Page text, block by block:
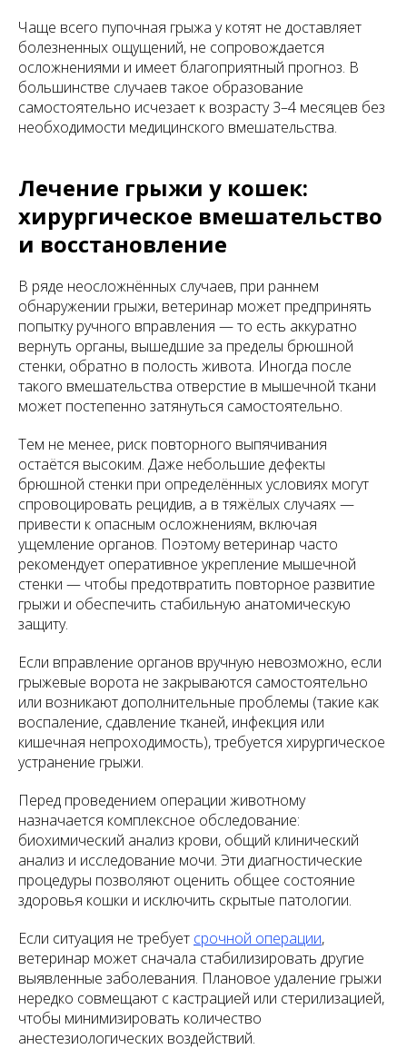
Чаще всего пупочная грыжа у котят не доставляет
болезненных ощущений, не сопровождается
осложнениями и имеет благоприятный прогноз. В
большинстве случаев такое образование
самостоятельно исчезает к возрасту 3–4 месяцев без
необходимости медицинского вмешательства.
Лечение грыжи у кошек:
хирургическое вмешательство
и восстановление
В ряде неосложнённых случаев, при раннем
обнаружении грыжи, ветеринар может предпринять
попытку ручного вправления — то есть аккуратно
вернуть органы, вышедшие за пределы брюшной
стенки, обратно в полость живота. Иногда после
такого вмешательства отверстие в мышечной ткани
может постепенно затянуться самостоятельно.
Тем не менее, риск повторного выпячивания
остаётся высоким. Даже небольшие дефекты
брюшной стенки при определённых условиях могут
спровоцировать рецидив, а в тяжёлых случаях —
привести к опасным осложнениям, включая
ущемление органов. Поэтому ветеринар часто
рекомендует оперативное укрепление мышечной
стенки — чтобы предотвратить повторное развитие
грыжи и обеспечить стабильную анатомическую
защиту.
Если вправление органов вручную невозможно, если
грыжевые ворота не закрываются самостоятельно
или возникают дополнительные проблемы (такие как
воспаление, сдавление тканей, инфекция или
кишечная непроходимость), требуется хирургическое
устранение грыжи.
Перед проведением операции животному
назначается комплексное обследование:
биохимический анализ крови, общий клинический
анализ и исследование мочи. Эти диагностические
процедуры позволяют оценить общее состояние
здоровья кошки и исключить скрытые патологии.
Если ситуация не требует срочной операции,
ветеринар может сначала стабилизировать другие
выявленные заболевания. Плановое удаление грыжи
нередко совмещают с кастрацией или стерилизацией,
чтобы минимизировать количество
анестезиологических воздействий.